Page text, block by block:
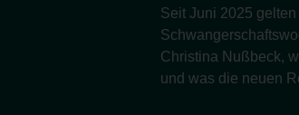
Seit Juni 2025
Christina Nußbeck,
und was die neuen